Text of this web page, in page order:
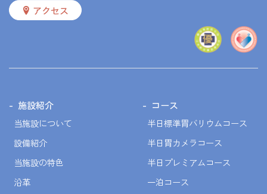
アクセス
施設紹介
当施設について
設備紹介
当施設の特色
沿革
コース
半日標準胃バリウムコース
半日胃カメラコース
半日プレミアムコース
一泊コース